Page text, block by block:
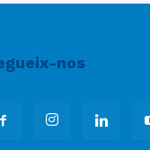
nos